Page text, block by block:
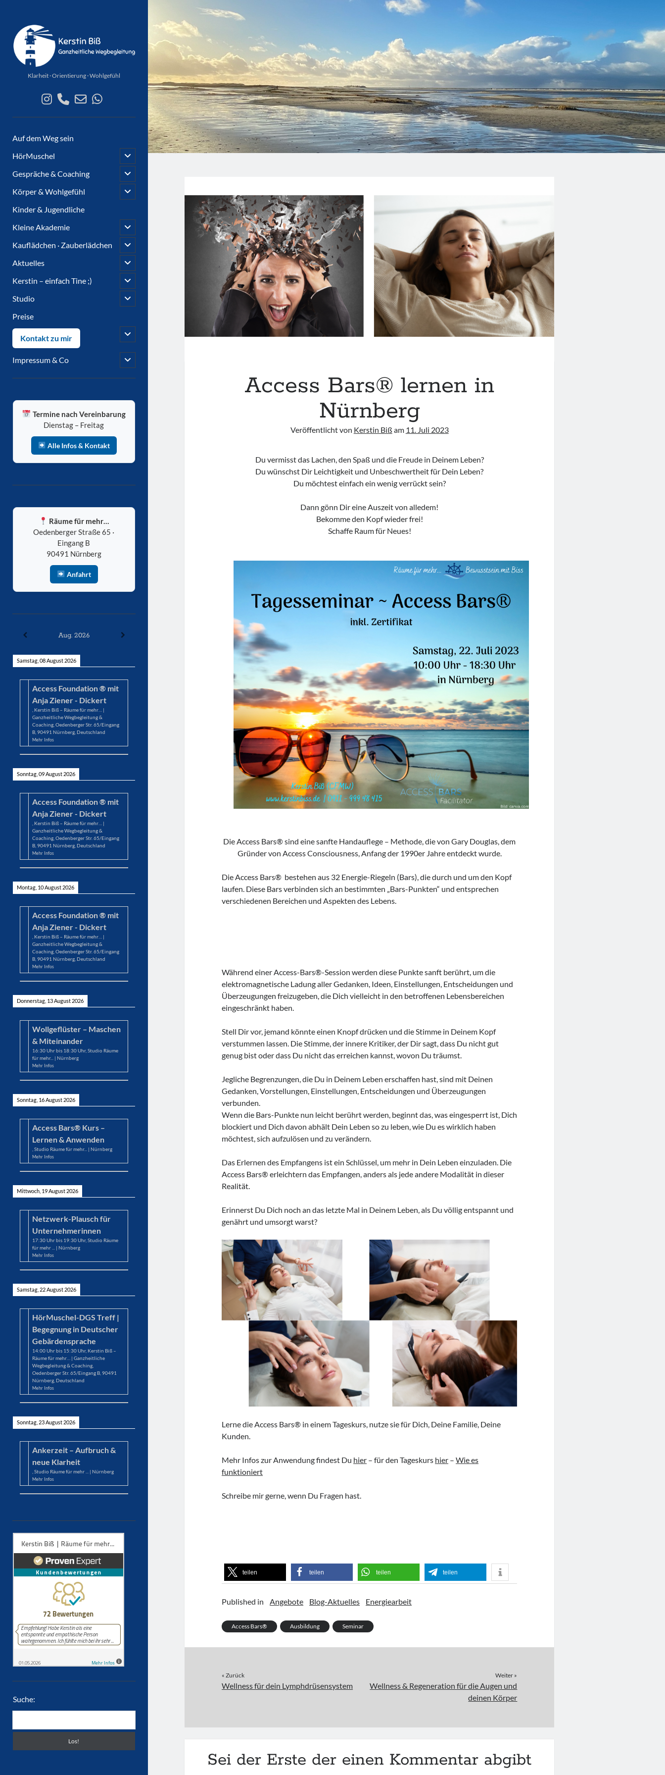
Räume
für
mehr
Klarheit · Orientierung · Wohlgefühl
instagram
phone
email-whatsapp
Auf dem Weg sein
HörMuschel
open
child
menu
Gespräche & Coaching
open
child
menu
Körper & Wohlgefühl
open
child
Kinder & Jugendliche
Kleine Akademie
open
child
menu
Kauflädchen · Zauberlädchen
open
child
menu
Aktuelles
open
child
menu
Kerstin – einfach Tine ;)
open
child
menu
Studio
open
child
Preise
Kontakt zu mir
open
child
Impressum & Co
open
child
Termine nach Vereinbarung
Dienstag – Freitag
Alle Infos & Kontakt
Räume für mehr…
Oedenberger Straße 65 ·
Eingang B
90491 Nürnberg
Anfahrt
Aug. 2026
Samstag, 08 August 2026
Access Foundation ® mit
Anja Ziener - Dickert
Kerstin Biß – Räume für mehr… |
Ganzheitliche Wegbegleitung &
Coaching, Oedenberger Str. 65/Eingang
B, 90491 Nürnberg, Deutschland
Mehr Infos
Sonntag, 09 August 2026
Access Foundation ® mit
Anja Ziener - Dickert
Kerstin Biß – Räume für mehr… |
Ganzheitliche Wegbegleitung &
Coaching, Oedenberger Str. 65/Eingang
B, 90491 Nürnberg, Deutschland
Mehr Infos
Montag, 10 August 2026
Access Foundation ® mit
Anja Ziener - Dickert
Kerstin Biß – Räume für mehr… |
Ganzheitliche Wegbegleitung &
Coaching, Oedenberger Str. 65/Eingang
B, 90491 Nürnberg, Deutschland
Mehr Infos
Donnerstag, 13 August 2026
Wollgeflüster – Maschen
& Miteinander
16:30Uhr bis 18:30Uhr,Studio Räume
für mehr... | Nürnberg
Mehr Infos
Sonntag, 16 August 2026
Access Bars® Kurs –
Lernen & Anwenden
,Studio Räume für mehr... | Nürnberg
Mehr Infos
Mittwoch, 19 August 2026
Netzwerk-Plausch für
Unternehmerinnen
17:30Uhr bis 19:30Uhr,Studio Räume
für mehr ... | Nürnberg
Mehr Infos
Samstag, 22 August 2026
HörMuschel-DGS Treff |
Begegnung in Deutscher
Gebärdensprache
14:00Uhr bis 15:30Uhr, Kerstin Biß –
Räume für mehr… | Ganzheitliche
Wegbegleitung & Coaching,
Oedenberger Str. 65/Eingang B, 90491
Nürnberg, Deutschland
Mehr Infos
Sonntag, 23 August 2026
Ankerzeit – Aufbruch &
neue Klarheit
,Studio Räume für mehr ... | Nürnberg
Mehr Infos
Suche:
Access Bars® lernen in
Nürnberg
Veröffentlicht von Kerstin Biß am 11. Juli 2023
Du vermisst das Lachen, den Spaß und die Freude in Deinem Leben?
Du wünschst Dir Leichtigkeit und Unbeschwertheit für Dein Leben?
Du möchtest einfach ein wenig verrückt sein?
Dann gönn Dir eine Auszeit von alledem!
Bekomme den Kopf wieder frei!
Schaffe Raum für Neues!
Die Access Bars® sind eine sanfte Handauflege – Methode, die von Gary Douglas, dem
Gründer von Access Consciousness, Anfang der 1990er Jahre entdeckt wurde.
Die Access Bars® bestehen aus 32 Energie-Riegeln (Bars), die durch und um den Kopf
laufen. Diese Bars verbinden sich an bestimmten „Bars-Punkten“ und entsprechen
verschiedenen Bereichen und Aspekten des Lebens.
Während einer Access-Bars®-Session werden diese Punkte sanft berührt, um die
elektromagnetische Ladung aller Gedanken, Ideen, Einstellungen, Entscheidungen und
Überzeugungen freizugeben, die Dich vielleicht in den betroffenen Lebensbereichen
eingeschränkt haben.
Stell Dir vor, jemand könnte einen Knopf drücken und die Stimme in Deinem Kopf
verstummen lassen. Die Stimme, der innere Kritiker, der Dir sagt, dass Du nicht gut
genug bist oder dass Du nicht das erreichen kannst, wovon Du träumst.
Jegliche Begrenzungen, die Du in Deinem Leben erschaffen hast, sind mit Deinen
Gedanken, Vorstellungen, Einstellungen, Entscheidungen und Überzeugungen
verbunden.
Wenn die Bars-Punkte nun leicht berührt werden, beginnt das, was eingesperrt ist, Dich
blockiert und Dich davon abhält Dein Leben so zu leben, wie Du es wirklich haben
möchtest, sich aufzulösen und zu verändern.
Das Erlernen des Empfangens ist ein Schlüssel, um mehr in Dein Leben einzuladen. Die
Access Bars® erleichtern das Empfangen, anders als jede andere Modalität in dieser
Realität.
Erinnerst Du Dich noch an das letzte Mal in Deinem Leben, als Du völlig entspannt und
genährt und umsorgt warst?
Lerne die Access Bars® in einem Tageskurs, nutze sie für Dich, Deine Familie, Deine
Kunden.
Mehr Infos zur Anwendung findest Du hier – für den Tageskurs hier –Wie es
funktioniert
Schreibe mir gerne, wenn Du Fragen hast.
teilen teilen teilen teilen
Published in Angebote Blog-Aktuelles Energiearbeit
Access Bars® Ausbildung Seminar
« Zurück
Wellness für dein Lymphdrüsensystem
Weiter »
Wellness & Regeneration für die Augen und
deinen Körper
Sei der Erste der einen Kommentar abgibt